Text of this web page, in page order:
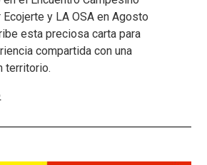
y LA OSA en Agosto
esta preciosa carta para
compartida con una
territorio.